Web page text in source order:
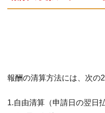
報酬の清算方法には、次の
1.自由清算（申請日の翌日払